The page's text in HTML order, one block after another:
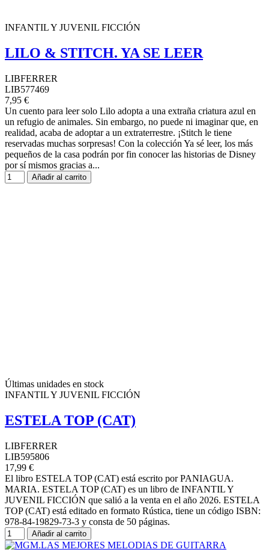
INFANTIL Y JUVENIL FICCIÓN
LILO & STITCH. YA SE LEER
LIBFERRER
LIB577469
7,95 €
Un cuento para leer solo Lilo adopta a una extraña criatura azul en
un refugio de animales. Sin embargo, no puede ni imaginar que, en
realidad, acaba de adoptar a un extraterrestre. ¡Stitch le tiene
reservadas muchas sorpresas! Con la colección Ya sé leer, los más
pequeños de la casa podrán por fin conocer las historias de Disney
por sí mismos gracias a...
Añadir al carrito
Últimas unidades en stock
INFANTIL Y JUVENIL FICCIÓN
ESTELA TOP (CAT)
LIBFERRER
LIB595806
17,99 €
El libro ESTELA TOP (CAT) está escrito por PANIAGUA.
MARIA. ESTELA TOP (CAT) es un libro de INFANTIL Y
JUVENIL FICCIÓN que salió a la venta en el año 2026. ESTELA
TOP (CAT) está editado en formato Rústica, tiene un código ISBN:
978-84-19829-73-3 y consta de 50 páginas.
Añadir al carrito